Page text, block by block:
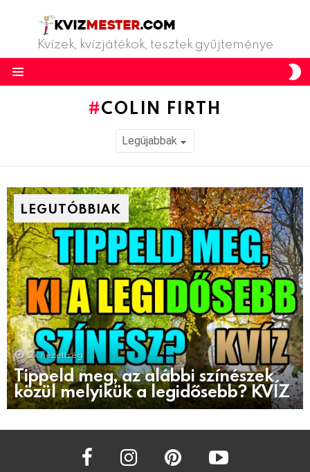
Kvízek, kvízjátékok, tesztek gyűjteménye
COLIN FIRTH
LEGUTÓBBIAK
2k nézettség
Tippeld meg, az alábbi színészek
közül melyikük a legidősebb? KVÍZ
facebook instagram